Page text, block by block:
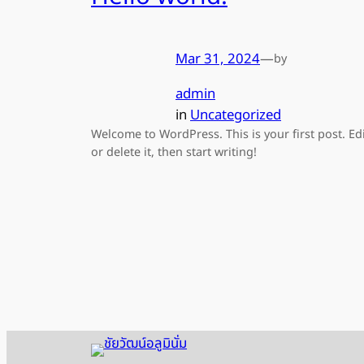
Mar 31, 2024—by
admin
inUncategorized
Welcome to WordPress. This is your first post.
or delete it, then start writing!